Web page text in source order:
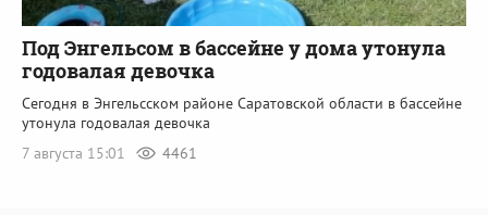
Под Энгельсом в бассейне у дома утонула
годовалая девочка
Сегодня в Энгельсском районе Саратовской области в бассейне
утонула годовалая девочка
7 августа 15:01
4461